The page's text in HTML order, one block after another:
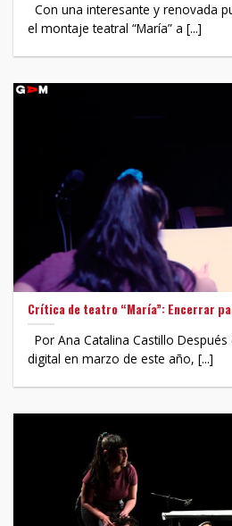
Con una interesante y renovada
el montaje teatral “María” a [...]
Crítica de teatro “María”: Encerrar
Por Ana Catalina Castillo
digital en marzo de este año, [...]